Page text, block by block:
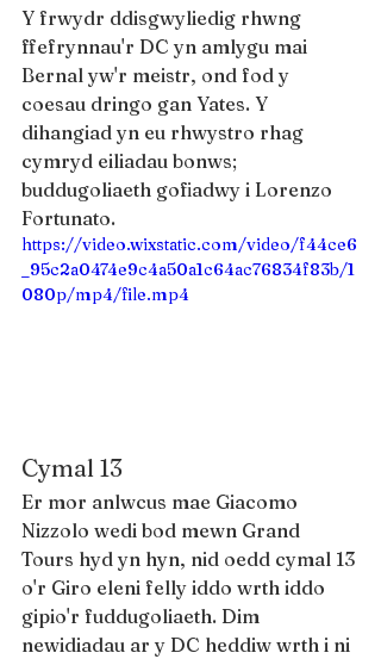
Y frwydr ddisgwyliedig rhwng
ffefrynnau'r DC yn amlygu mai
Bernal yw'r meistr, ond fod y
coesau dringo gan Yates. Y
dihangiad yn eu rhwystro rhag
cymryd eiliadau bonws;
buddugoliaeth gofiadwy i Lorenzo
Fortunato.
https://video.wixstatic.com/video/f44ce6
_95c2a0474e9c4a50a1c64ac76834f83b/1
080p/mp4/file.mp4
Cymal 13
Er mor anlwcus mae Giacomo
Nizzolo wedi bod mewn Grand
Tours hyd yn hyn, nid oedd cymal 13
o'r Giro eleni felly iddo wrth iddo
gipio'r fuddugoliaeth. Dim
newidiadau ar y DC heddiw wrth i ni